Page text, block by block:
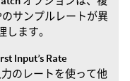
のサンプルレートが異
します。
Input’s Rate
のレートを使って他